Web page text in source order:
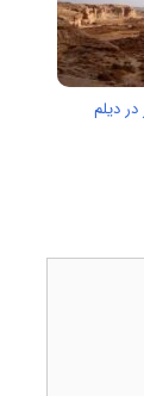
دیلم